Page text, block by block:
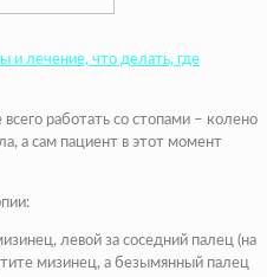
и лечение, что делать, где
работать со стопами – колено
а сам пациент в этот момент
левой за соседний палец (на
мизинец, а безымянный палец